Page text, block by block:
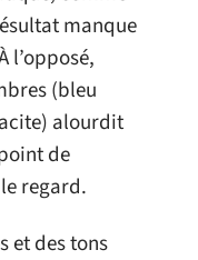
manque
l’opposé,
(bleu
alourdit
de
regard.
et des tons